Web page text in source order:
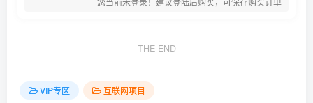
THE END
VIP专区 互联网项目